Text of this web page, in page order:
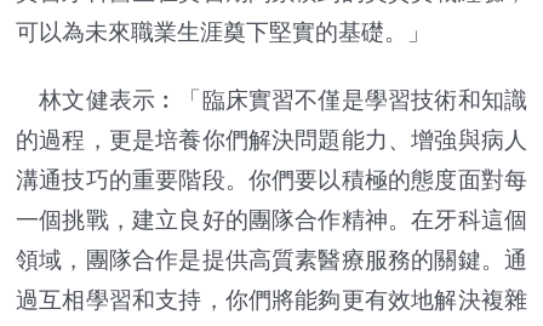
可以為未來職業生涯奠下堅實的基礎。」
林文健表示︰「臨床實習不僅是學習技術和知識
的過程，更是培養你們解決問題能力、增強與病人
溝通技巧的重要階段。你們要以積極的態度面對每
一個挑戰，建立良好的團隊合作精神。在牙科這個
領域，團隊合作是提供高質素醫療服務的關鍵。通
過互相學習和支持，你們將能夠更有效地解決複雜